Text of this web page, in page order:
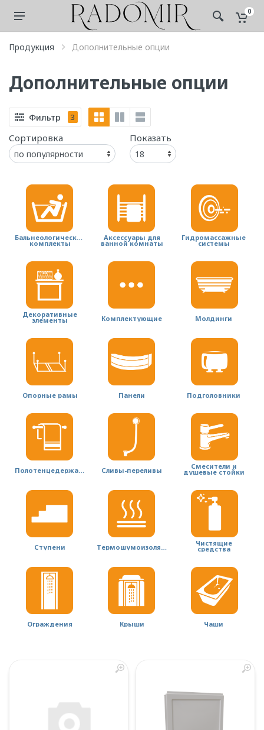
0
Продукция Дополнительные опции
Дополнительные опции
Фильтр 3
Сортировка Показать
Бальнеологические
комплекты
Аксессуары для
ванной комнаты
Гидромассажные
системы
Декоративные
элементы Комплектующие Молдинги
Опорные рамы Панели Подголовники
Полотенцедержатели Сливы-переливы Смесители и
душевые стойки
Ступени Термошумоизоляция Чистящие
средства
Ограждения Крыши Чаши